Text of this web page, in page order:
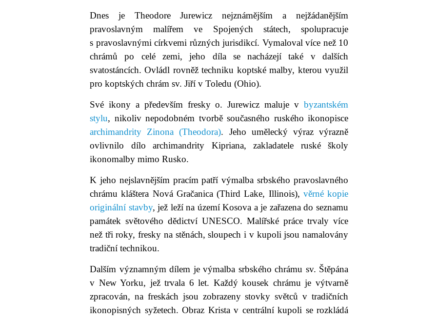
Dnes je Theodore Jurewicz nejznámějším a nejžádanějším
pravoslavným malířem ve Spojených státech, spolupracuje
s pravoslavnými církvemi různých jurisdikcí. Vymaloval více než 10
chrámů po celé zemi, jeho díla se nacházejí také v dalších
svatostáncích. Ovládl rovněž techniku koptské malby, kterou využil
pro koptských chrám sv. Jiří v Toledu (Ohio).
Své ikony a především fresky o. Jurewicz maluje v byzantském
stylu, nikoliv nepodobném tvorbě současného ruského ikonopisce
archimandrity Zinona (Theodora). Jeho umělecký výraz výrazně
ovlivnilo dílo archimandrity Kipriana, zakladatele ruské školy
ikonomalby mimo Rusko.
K jeho nejslavnějším pracím patří výmalba srbského pravoslavného
chrámu kláštera Nová Gračanica (Third Lake, Illinois), věrné kopie
originální stavby, jež leží na území Kosova a je zařazena do seznamu
památek světového dědictví UNESCO. Malířské práce trvaly více
než tři roky, fresky na stěnách, sloupech i v kupoli jsou namalovány
tradiční technikou.
Dalším významným dílem je výmalba srbského chrámu sv. Štěpána
v New Yorku, jež trvala 6 let. Každý kousek chrámu je výtvarně
zpracován, na freskách jsou zobrazeny stovky světců v tradičních
ikonopisných syžetech. Obraz Krista v centrální kupoli se rozkládá